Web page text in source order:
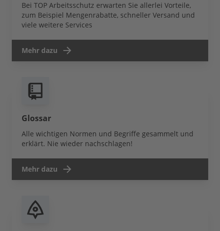
Bei TOP Arbeitsschutz erwarten Sie allerlei Vorteile,
zum Beispiel Mengenrabatte, schneller Versand und
viele weitere Services
Mehr dazu
Glossar
Alle wichtigen Normen und Begriffe gesammelt und
erklärt. Nie wieder nachschlagen!
Mehr dazu